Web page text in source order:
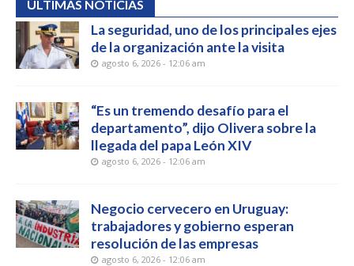
ÚLTIMAS NOTICIAS
La seguridad, uno de los principales ejes
de la organización ante la visita
agosto 6, 2026 - 12:06 am
“Es un tremendo desafío para el
departamento”, dijo Olivera sobre la
llegada del papa León XIV
agosto 6, 2026 - 12:06 am
Negocio cervecero en Uruguay:
trabajadores y gobierno esperan
resolución de las empresas
agosto 6, 2026 - 12:06 am